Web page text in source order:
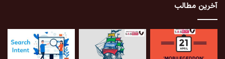
آخرین مطالب